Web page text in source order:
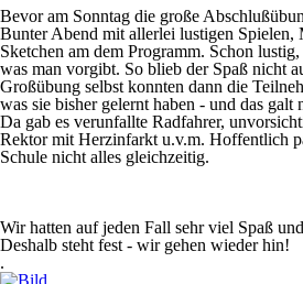
Bevor am Sonntag die große
Bunter Abend mit allerlei lustigen Spielen,
Sketchen am dem Programm. Schon
was man vorgibt. So blieb der Spaß nicht
Großübung selbst konnten dann die
was sie bisher gelernt haben - und das
Da gab es verunfallte Radfahrer,
Rektor mit Herzinfarkt u.v.m. Hoffentlich
Schule nicht alles gleichzeitig.
Wir hatten auf jeden Fall sehr viel Spaß
Deshalb steht fest - wir gehen wieder hin!
.